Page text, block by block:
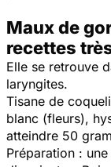
Maux de
recettes
Elle se retrouve
laryngites.
Tisane de
blanc (fleurs),
atteindre 50
Préparation :